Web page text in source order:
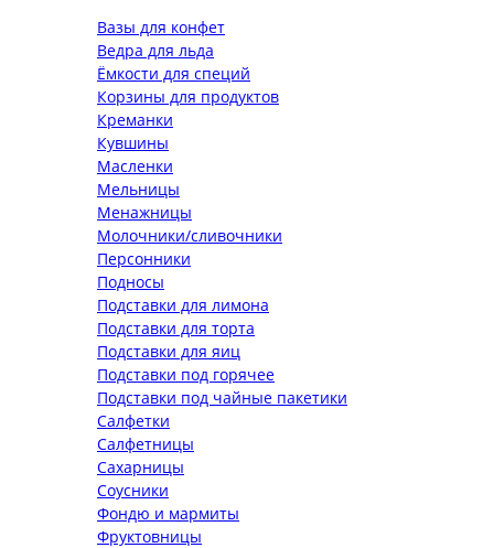
Вазы для конфет
Ведра для льда
Ёмкости для специй
Корзины для продуктов
Креманки
Кувшины
Масленки
Мельницы
Менажницы
Молочники/сливочники
Персонники
Подносы
Подставки для лимона
Подставки для торта
Подставки для яиц
Подставки под горячее
Подставки под чайные пакетики
Салфетки
Салфетницы
Сахарницы
Соусники
Фондю и мармиты
Фруктовницы